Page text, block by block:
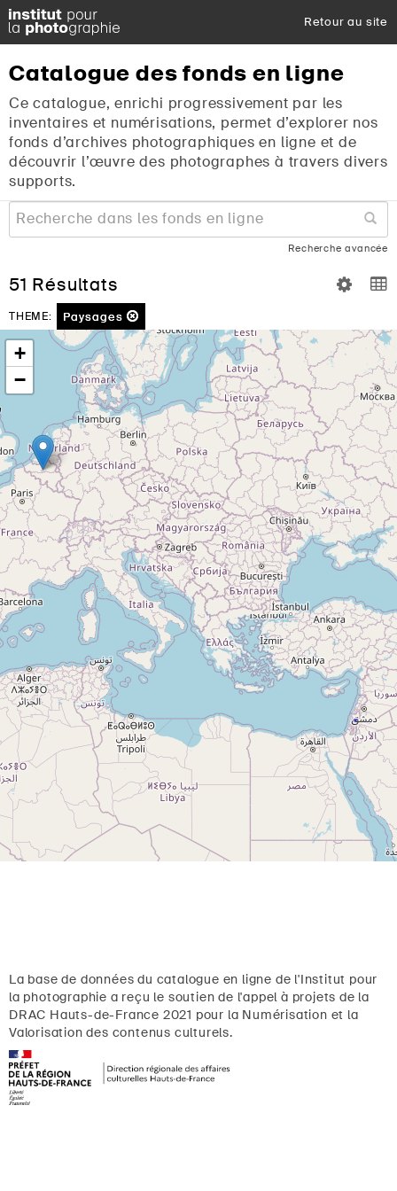
Retour au site
Catalogue des fonds en ligne
Ce catalogue, enrichi progressivement par les
inventaires et numérisations, permet d’explorer nos
fonds d’archives photographiques en ligne et de
découvrir l’œuvre des photographes à travers divers
supports.
Recherche avancée
51 Résultats
THEME: Paysages
+
−
La base de données du catalogue en ligne de l'Institut pour
la photographie a reçu le soutien de l'appel à projets de la
DRAC Hauts-de-France 2021 pour la Numérisation et la
Valorisation des contenus culturels.